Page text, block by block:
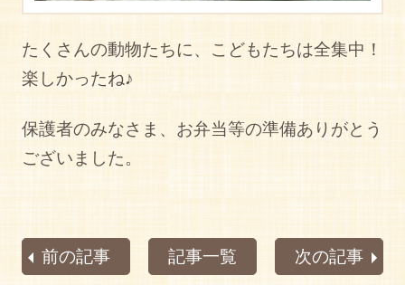
たくさんの動物たちに、こどもたちは全集中！
楽しかったね♪
保護者のみなさま、お弁当等の準備ありがとう
ございました。
前の記事 記事一覧 次の記事